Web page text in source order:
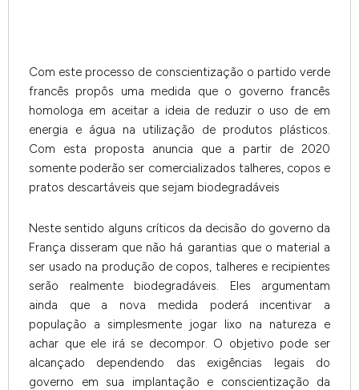
Com este processo de conscientização o partido verde
francês propôs uma medida que o governo francês
homologa em aceitar a ideia de reduzir o uso de em
energia e água na utilização de produtos plásticos.
Com esta proposta anuncia que a partir de 2020
somente poderão ser comercializados talheres, copos e
pratos descartáveis que sejam biodegradáveis
Neste sentido alguns críticos da decisão do governo da
França disseram que não há garantias que o material a
ser usado na produção de copos, talheres e recipientes
serão realmente biodegradáveis. Eles argumentam
ainda que a nova medida poderá incentivar a
população a simplesmente jogar lixo na natureza e
achar que ele irá se decompor. O objetivo pode ser
alcançado dependendo das exigências legais do
governo em sua implantação e conscientização da